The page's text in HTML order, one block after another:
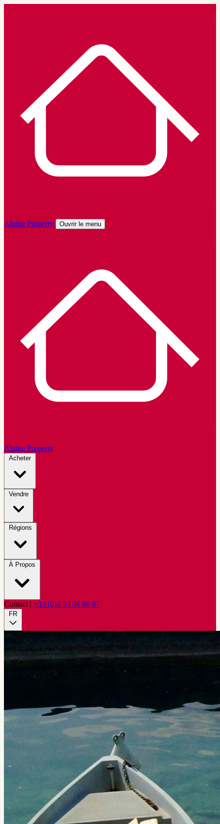
Alpine Property Ouvrir le menu
Alpine Property
Acheter
Vendre
Régions
À Propos
Contact | +33 (0)4 50 04 86 07
FR